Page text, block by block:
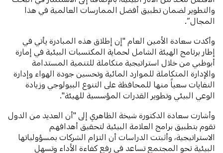
والتطوير لضمان تطبيق أفضل الممارسات العالمية في هذا
المجال”.
وأكدت سعادة الأمين العام "إن إطلاق هذه المبادرة يأتي في
إطار برنامج الهيئة الشامل لحماية المكتسبات البيئية في إمارة
أبوظبي من خلال استراتيجية متكاملة للتنمية المستدامة
والإدارة المتكاملة للموارد المائية وتحسين جودة الهواء وإدارة
النفايات سعياً منها للمحافظة على التنوع البيولوجي وزيادة
الوعي البيئي وتطوير القدرات المؤسسية للهيئة".
وأشارت سعادة الدكتورة شيخة الظاهري إلى "أن العديد من الدول
تقوم بتطبيق برامج العلامة البيئية لتحقيق أهدافهم
الاستراتيجية، وأثبتت الدراسات أن التزام الشركات بمسؤولياتها
البيئية نحو المجتمع تساعد في رفع كفاءة الأداء وتسهل